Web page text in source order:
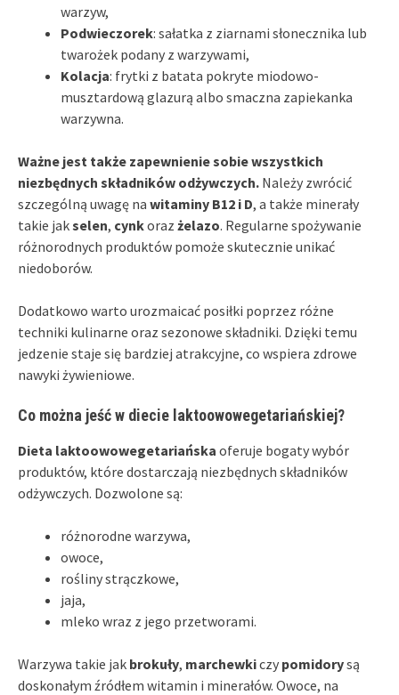
warzyw,
Podwieczorek: sałatka z ziarnami słonecznika lub
twarożek podany z warzywami,
Kolacja: frytki z batata pokryte miodowo-
musztardową glazurą albo smaczna zapiekanka
warzywna.
Ważne jest także zapewnienie sobie wszystkich
niezbędnych składników odżywczych. Należy zwrócić
szczególną uwagę na witaminy B12 i D, a także minerały
takie jakselen, cynkoraz żelazo. Regularne spożywanie
różnorodnych produktów pomoże skutecznie unikać
niedoborów.
Dodatkowo warto urozmaicać posiłki poprzez różne
techniki kulinarne oraz sezonowe składniki. Dzięki temu
jedzenie staje się bardziej atrakcyjne, co wspiera zdrowe
nawyki żywieniowe.
Co można jeść w diecie laktoowowegetariańskiej?
Dieta laktoowowegetariańska oferuje bogaty wybór
produktów, które dostarczają niezbędnych składników
odżywczych. Dozwolone są:
różnorodne warzywa,
owoce,
rośliny strączkowe,
jaja,
mleko wraz z jego przetworami.
Warzywa takie jak brokuły, marchewkiczy pomidorysą
doskonałym źródłem witamin i minerałów. Owoce, na